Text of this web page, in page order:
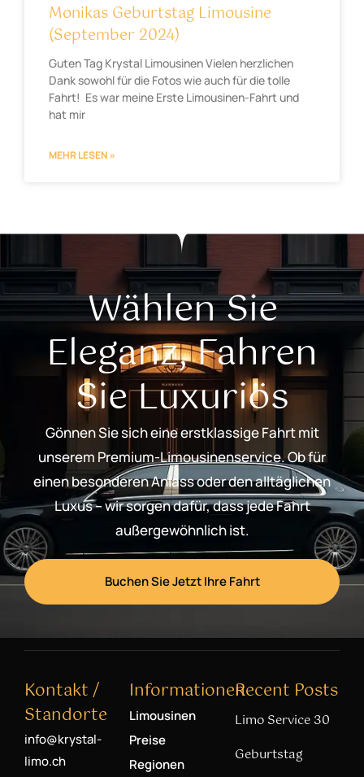
Monikas Geburtstag Limousine
(September 2024)
Guten Tag Krystal Limousinen Vielen herzlichen
Dank sowohl für die Fotos wie auch für die tolle
Fahrt! Es war meine Erste Limousinen-Fahrt und
hat mir
MEHR LESEN »
Wählen Sie
Eleganz, Fahren
Sie Luxuriös
Gönnen Sie sich eine erstklassige Fahrt mit
unserem Premium-Limousinenservice. Ob für
einen besonderen Anlass oder den alltäglichen
Luxus – wir sorgen dafür, dass jede Fahrt
außergewöhnlich ist.
Buchen Sie Jetzt Ihre Fahrt
Kontakt /
Standorte
info@krystal-
limo.ch
Informationen
Limousinen
Preise
Regionen
Recent Posts
Limo Service 30
Geburtstag